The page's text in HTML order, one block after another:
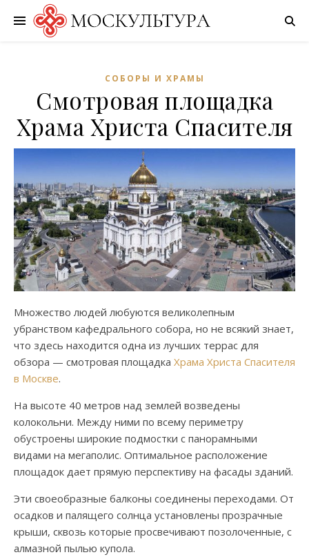
СОБОРЫ И ХРАМЫ
Смотровая площадка
Храма Христа Спасителя
Множество людей любуются великолепным
убранством кафедрального собора, но не всякий знает,
что здесь находится одна из лучших террас для
обзора — смотровая площадка Храма Христа Спасителя
в Москве.
На высоте 40 метров над землей возведены
колокольни. Между ними по всему периметру
обустроены широкие подмостки с панорамными
видами на мегаполис. Оптимальное расположение
площадок дает прямую перспективу на фасады зданий.
Эти своеобразные балконы соединены переходами. От
осадков и палящего солнца установлены прозрачные
крыши, сквозь которые просвечивают позолоченные, с
алмазной пылью купола.